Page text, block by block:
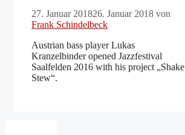
27. Januar 201826. Januar 2018 von
Frank Schindelbeck
Austrian bass player Lukas
Kranzelbinder opened Jazzfestival
Saalfelden 2016 with his project „Shake
Stew“.